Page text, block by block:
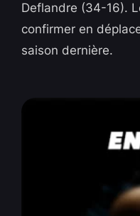
Deflandre (34-16).
confirmer en
saison dernière.